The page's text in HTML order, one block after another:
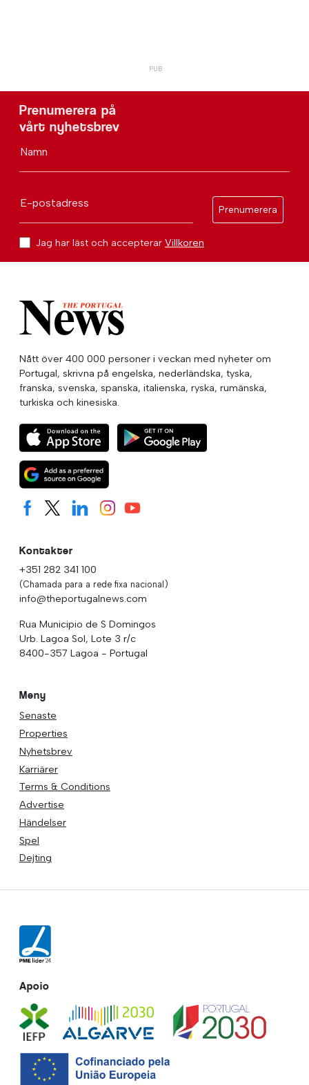
Prenumerera på
vårt nyhetsbrev
Namn
E-postadress
Prenumerera
Jag har läst och accepterar Villkoren
Nått över 400 000 personer i veckan med nyheter om
Portugal, skrivna på engelska, nederländska, tyska,
franska, svenska, spanska, italienska, ryska, rumänska,
turkiska och kinesiska.
Kontakter
+351 282 341 100
(Chamada para a rede fixa nacional)
info@theportugalnews.com
Rua Municipio de S Domingos
Urb. Lagoa Sol, Lote 3 r/c
8400-357 Lagoa - Portugal
Meny
Senaste
Properties
Nyhetsbrev
Karriärer
Terms & Conditions
Advertise
Händelser
Spel
Dejting
Apoio